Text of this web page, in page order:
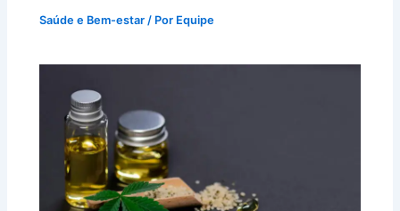
Saúde e Bem-estar / Por Equipe